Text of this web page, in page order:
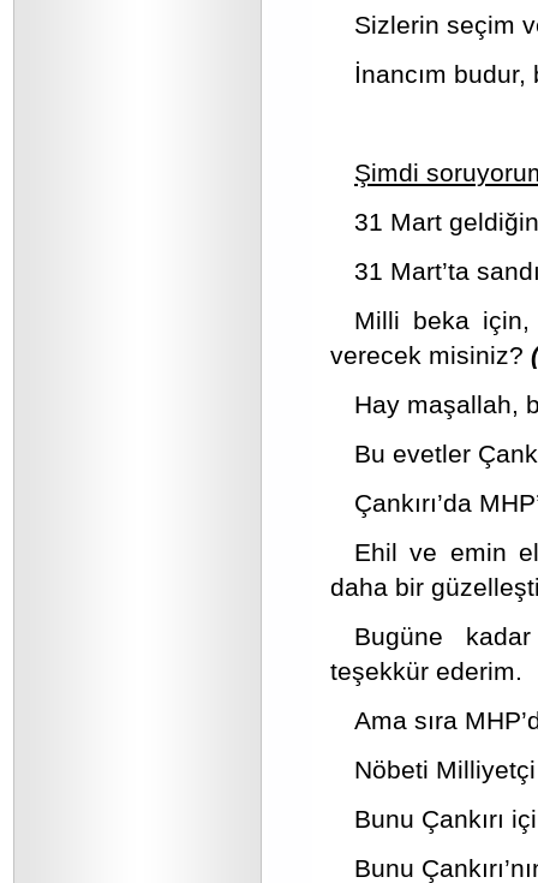
Sizlerin seçim
İnancım
Şimdi
31 Mart
31 Mart’ta
Milli beka için,
verecek misiniz?
Hay maşallah,
Bu evetler
Çankırı’da
Ehil ve emin
daha bir
Bugüne
teşekkür ederim.
Ama sıra
Nöbeti Milliyetçi
Bunu Çankırı
Bunu